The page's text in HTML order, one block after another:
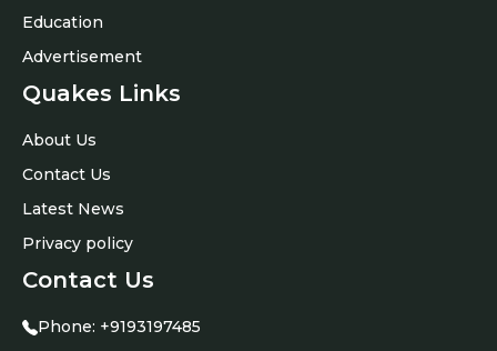
Education
Advertisement
Quakes Links
About Us
Contact Us
Latest News
Privacy policy
Contact Us
Phone: +9193197485